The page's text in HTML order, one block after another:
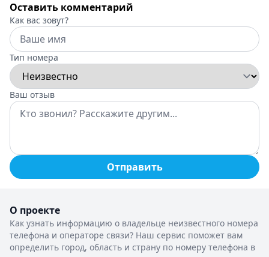
Оставить комментарий
Как вас зовут?
Тип номера
Ваш отзыв
Отправить
О проекте
Как узнать информацию о владельце неизвестного номера
телефона и операторе связи? Наш сервис поможет вам
определить город, область и страну по номеру телефона в